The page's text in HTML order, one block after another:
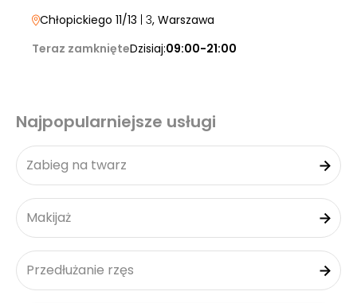
Chłopickiego 11/13 | 3, Warszawa
Teraz zamknięteDzisiaj:09:00-21:00
Najpopularniejsze usługi
Zabieg na twarz
Makijaż
Przedłużanie rzęs